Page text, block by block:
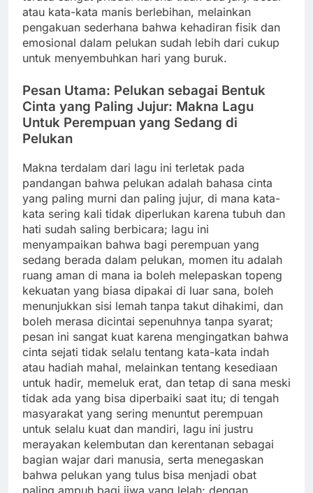
atau kata-kata manis berlebihan, melainkan
pengakuan sederhana bahwa kehadiran fisik dan
emosional dalam pelukan sudah lebih dari cukup
untuk menyembuhkan hari yang buruk.
Pesan Utama: Pelukan sebagai Bentuk
Cinta yang Paling Jujur: Makna Lagu
Untuk Perempuan yang Sedang di
Pelukan
Makna terdalam dari lagu ini terletak pada
pandangan bahwa pelukan adalah bahasa cinta
yang paling murni dan paling jujur, di mana kata-
kata sering kali tidak diperlukan karena tubuh dan
hati sudah saling berbicara; lagu ini
menyampaikan bahwa bagi perempuan yang
sedang berada dalam pelukan, momen itu adalah
ruang aman di mana ia boleh melepaskan topeng
kekuatan yang biasa dipakai di luar sana, boleh
menunjukkan sisi lemah tanpa takut dihakimi, dan
boleh merasa dicintai sepenuhnya tanpa syarat;
pesan ini sangat kuat karena mengingatkan bahwa
cinta sejati tidak selalu tentang kata-kata indah
atau hadiah mahal, melainkan tentang kesediaan
untuk hadir, memeluk erat, dan tetap di sana meski
tidak ada yang bisa diperbaiki saat itu; di tengah
masyarakat yang sering menuntut perempuan
untuk selalu kuat dan mandiri, lagu ini justru
merayakan kelembutan dan kerentanan sebagai
bagian wajar dari manusia, serta menegaskan
bahwa pelukan yang tulus bisa menjadi obat
paling ampuh bagi jiwa yang lelah; dengan